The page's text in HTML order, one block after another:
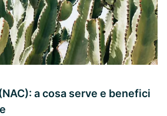
a cosa serve e benefici